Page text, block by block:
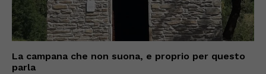
La campana che non suona, e proprio per questo
parla